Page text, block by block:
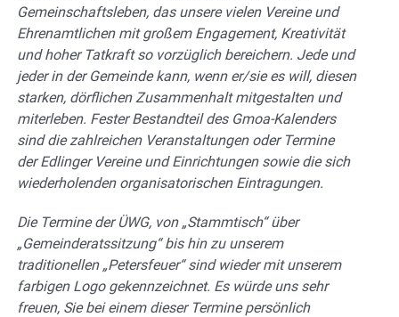
Gemeinschaftsleben, das unsere vielen Vereine und
Ehrenamtlichen mit großem Engagement, Kreativität
und hoher Tatkraft so vorzüglich bereichern. Jede und
jeder in der Gemeinde kann, wenn er/sie es will, diesen
starken, dörflichen Zusammenhalt mitgestalten und
miterleben. Fester Bestandteil des Gmoa-Kalenders
sind die zahlreichen Veranstaltungen oder Termine
der Edlinger Vereine und Einrichtungen sowie die sich
wiederholenden organisatorischen Eintragungen.
Die Termine der ÜWG, von „Stammtisch“ über
„Gemeinderatssitzung“ bis hin zu unserem
traditionellen „Petersfeuer“ sind wieder mit unserem
farbigen Logo gekennzeichnet. Es würde uns sehr
freuen, Sie bei einem dieser Termine persönlich